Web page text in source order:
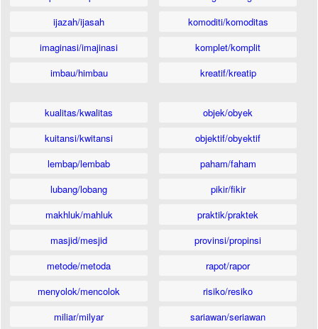
ijazah/ijasah
imaginasi/imajinasi
imbau/himbau
komoditi/komoditas
komplet/komplit
kreatif/kreatip
kualitas/kwalitas
kuitansi/kwitansi
lembap/lembab
lubang/lobang
makhluk/mahluk
masjid/mesjid
metode/metoda
menyolok/mencolok
miliar/milyar
objek/obyek
objektif/obyektif
paham/faham
pikir/fikir
praktik/praktek
provinsi/propinsi
rapot/rapor
risiko/resiko
sariawan/seriawan